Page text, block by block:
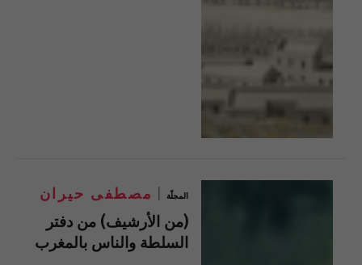
المجلّة مصطفى حيران
(من الأرشيف) من دفتر
السلطة والناس بالمغرب